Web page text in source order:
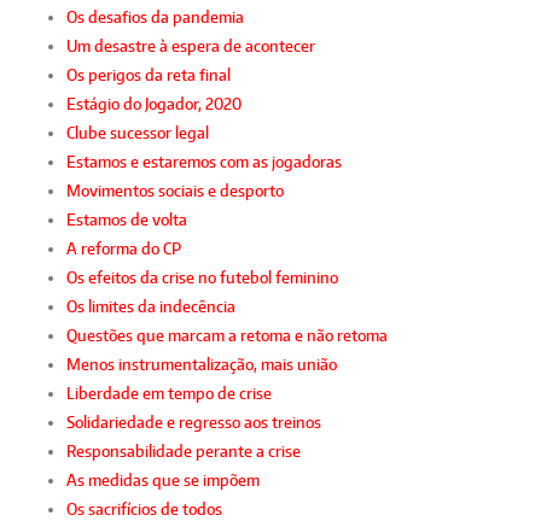
Os desafios da pandemia
Um desastre à espera de acontecer
Os perigos da reta final
Estágio do Jogador, 2020
Clube sucessor legal
Estamos e estaremos com as jogadoras
Movimentos sociais e desporto
Estamos de volta
A reforma do CP
Os efeitos da crise no futebol feminino
Os limites da indecência
Questões que marcam a retoma e não retoma
Menos instrumentalização, mais união
Liberdade em tempo de crise
Solidariedade e regresso aos treinos
Responsabilidade perante a crise
As medidas que se impõem
Os sacrifícios de todos